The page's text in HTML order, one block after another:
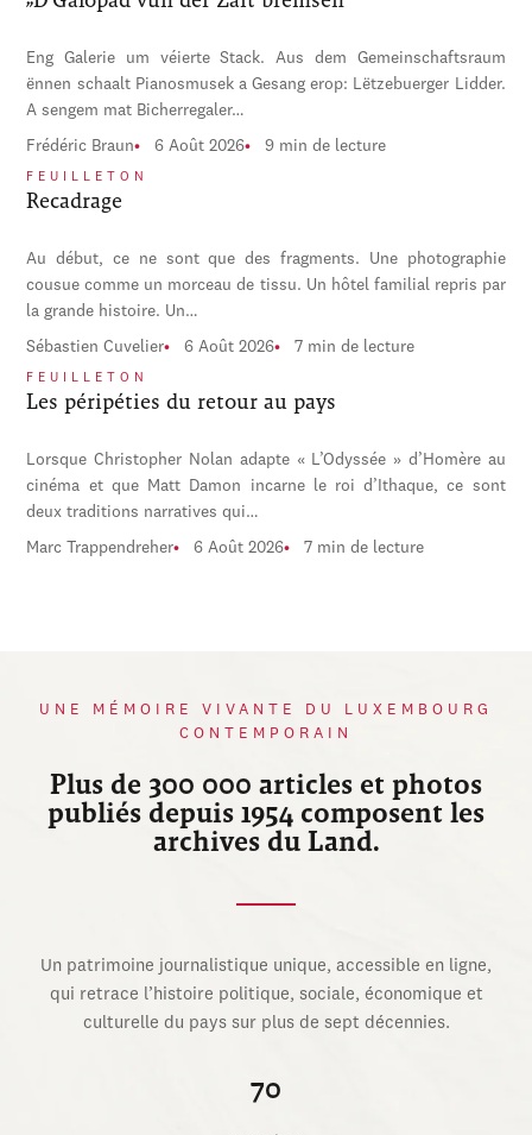
Eng Galerie um véierte Stack. Aus dem Gemeinschaftsraum
ënnen schaalt Pianosmusek a Gesang erop: Lëtzebuerger Lidder.
A sengem mat Bicherregaler…
Frédéric Braun 6 Août 2026 9 min de lecture
FEUILLETON
Recadrage
Au début, ce ne sont que des fragments. Une photographie
cousue comme un morceau de tissu. Un hôtel familial repris par
la grande histoire. Un…
Sébastien Cuvelier 6 Août 2026 7 min de lecture
FEUILLETON
Les péripéties du retour au pays
Lorsque Christopher Nolan adapte « L’Odyssée » d’Homère au
cinéma et que Matt Damon incarne le roi d’Ithaque, ce sont
deux traditions narratives qui…
Marc Trappendreher 6 Août 2026 7 min de lecture
UNE MÉMOIRE VIVANTE DU LUXEMBOURG
CONTEMPORAIN
Plus de 300 000 articles et photos
publiés depuis 1954 composent les
archives du Land.
Un patrimoine journalistique unique, accessible en ligne,
qui retrace l’histoire politique, sociale, économique et
culturelle du pays sur plus de sept décennies.
70